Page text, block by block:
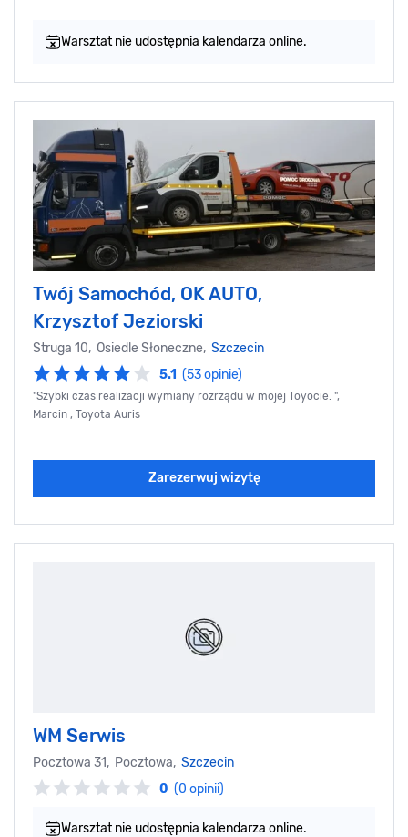
Warsztat nie udostępnia kalendarza online.
Twój Samochód, OK AUTO,
Krzysztof Jeziorski
Struga 10, Osiedle Słoneczne, Szczecin
5.1 (53 opinie)
"Szybki czas realizacji wymiany rozrządu w mojej Toyocie. ",
Marcin , Toyota Auris
Zarezerwuj wizytę
WM Serwis
Pocztowa 31, Pocztowa, Szczecin
0 (0 opinii)
Warsztat nie udostępnia kalendarza online.